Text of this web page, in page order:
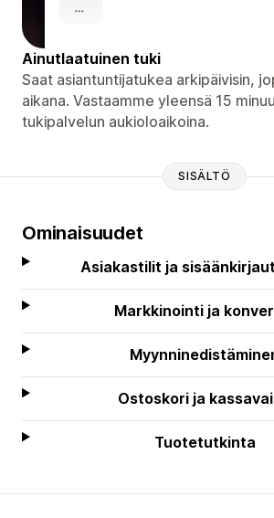
Ainutlaatuinen tuki
Saat asiantuntijatukea arkipäivisin,
aikana. Vastaamme yleensä 15
tukipalvelun aukioloaikoina.
SISÄLTÖ
Ominaisuudet
Asiakastilit ja
Markkinointi ja
Ostoskori ja
Tuotetutkinta